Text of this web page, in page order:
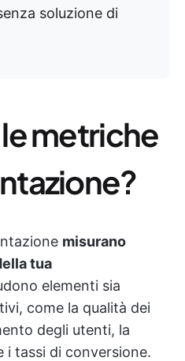
soluzione di
metriche
misurano
tua
elementi sia
come la qualità dei
degli utenti, la
i tassi di conversione.